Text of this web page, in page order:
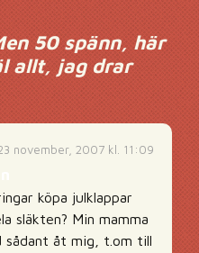
50 spänn, här
allt, jag drar
november, 2007 kl. 11:09
köpa julklappar
släkten? Min mamma
sådant åt mig, t.om till